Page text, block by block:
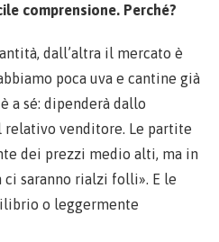
comprensione. Perché?
dall’altra il mercato è
poca uva e cantine già
a sé: dipenderà dallo
relativo venditore. Le partite
dei prezzi medio alti, ma in
ci saranno rialzi folli». E le
o leggermente